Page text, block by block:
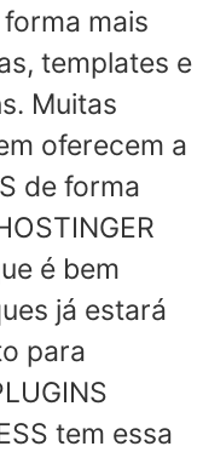
mais
templates e
Muitas
oferecem a
de forma
é bem
já estará
para
tem essa